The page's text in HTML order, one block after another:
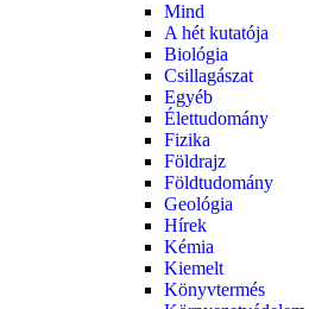
Mind
A hét kutatója
Biológia
Csillagászat
Egyéb
Élettudomány
Fizika
Földrajz
Földtudomány
Geológia
Hírek
Kémia
Kiemelt
Könyvtermés